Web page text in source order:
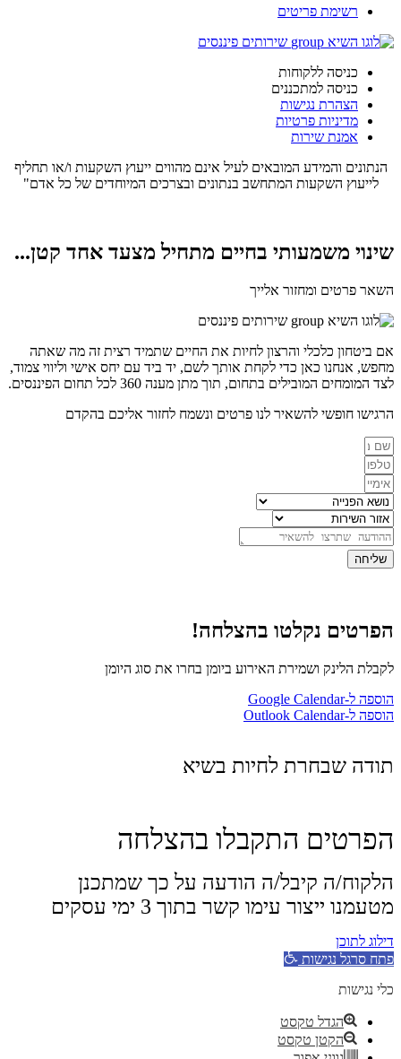
רשימת פריטים
כניסה ללקוחות
כניסה למתכננים
הצהרת נגישות
מדיניות פרטיות
אמנת שירות
הנתונים והמידע המובאים לעיל אינם מהווים ייעוץ השקעות ו/או תחליף
לייעוץ השקעות המתחשב בנתונים ובצרכים המיוחדים של כל אדם"
שינוי משמעותי בחיים מתחיל מצעד אחד קטן...
השאר פרטים ומחזור אלייך
אם ביטחון כלכלי והרצון לחיות את החיים שתמיד רצית זה מה שאתה
מחפש, אנחנו כאן כדי לקחת אותך לשם, יד ביד עם יחס אישי וליווי צמוד,
לצד המומחים המובילים בתחום, תוך מתן מענה 360 לכל תחום הפיננסים.
הרגישו חופשי להשאיר לנו פרטים ונשמח לחזור אליכם בהקדם
שליחה
הפרטים נקלטו בהצלחה!
לקבלת הלינק ושמירת האירוע ביומן בחרו את סוג היומן
הוספה ל-Google Calendar
הוספה ל-Outlook Calendar
תודה שבחרת לחיות בשיא
הפרטים התקבלו בהצלחה
הלקוח/ה קיבל/ה הודעה על כך שמתכנן
מטעמנו ייצור עימו קשר בתוך 3 ימי עסקים
דילוג לתוכן
פתח סרגל נגישות
כלי נגישות
הגדל טקסט
הקטן טקסט